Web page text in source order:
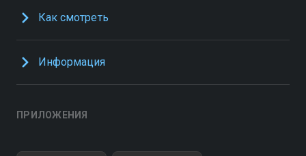
Как смотреть
Информация
ПРИЛОЖЕНИЯ